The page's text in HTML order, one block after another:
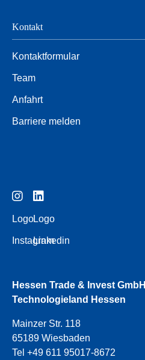
Kontakt
Kontaktformular
Team
Anfahrt
Barriere melden
Logo
Instagram
Logo
Linkedin
Hessen Trade & Invest GmbH
Technologieland Hessen
Mainzer Str. 118
65189 Wiesbaden
Tel +49 611 95017-8672